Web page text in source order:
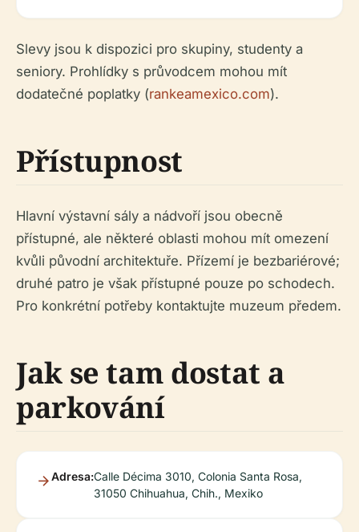
Slevy jsou k dispozici pro skupiny, studenty a
seniory. Prohlídky s průvodcem mohou mít
dodatečné poplatky (rankeamexico.com).
Přístupnost
Hlavní výstavní sály a nádvoří jsou obecně
přístupné, ale některé oblasti mohou mít omezení
kvůli původní architektuře. Přízemí je bezbariérové;
druhé patro je však přístupné pouze po schodech.
Pro konkrétní potřeby kontaktujte muzeum předem.
Jak se tam dostat a
parkování
Adresa:Calle Décima 3010, Colonia Santa Rosa,
31050 Chihuahua, Chih., Mexiko